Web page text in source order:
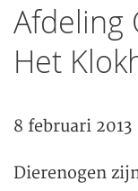
Afdeling
Het
8 februari 2013
Dierenogen